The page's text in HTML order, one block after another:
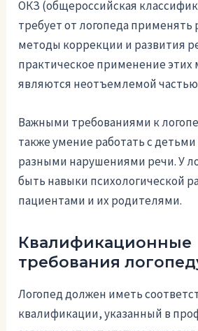
ОКЗ (общероссийская
требует от логопеда
методы коррекции и развития
практическое применение этих
являются неотъемлемой частью
Важными требованиями к
также умение работать с
разными нарушениями речи. У
быть навыки психологической
пациентами и их родителями.
Квалификационные
требования
Логопед должен иметь
квалификации, указанный в